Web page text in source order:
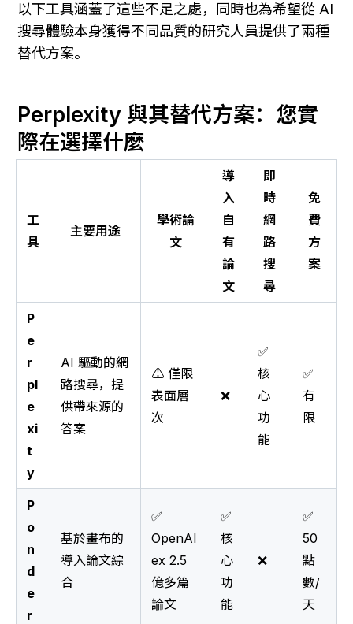
以下工具涵蓋了這些不足之處，同時也為希望從 AI
搜尋體驗本身獲得不同品質的研究人員提供了兩種
替代方案。
Perplexity 與其替代方案：您實
際在選擇什麼
工
具
主要用途
學術論
文
導
入
自
有
論
文
即
時
網
路
搜
尋
免
費
方
案
P
e
r
pl
e
xi
t
y
AI 驅動的網
路搜尋，提
供帶來源的
答案
⚠️ 僅限
表面層
次
❌
✅
核
心
功
能
✅
有
限
P
o
n
d
e
r
基於畫布的
導入論文綜
合
✅
OpenAl
ex 2.5
億多篇
論文
✅
核
心
功
能
❌
✅
50
點
數/
天